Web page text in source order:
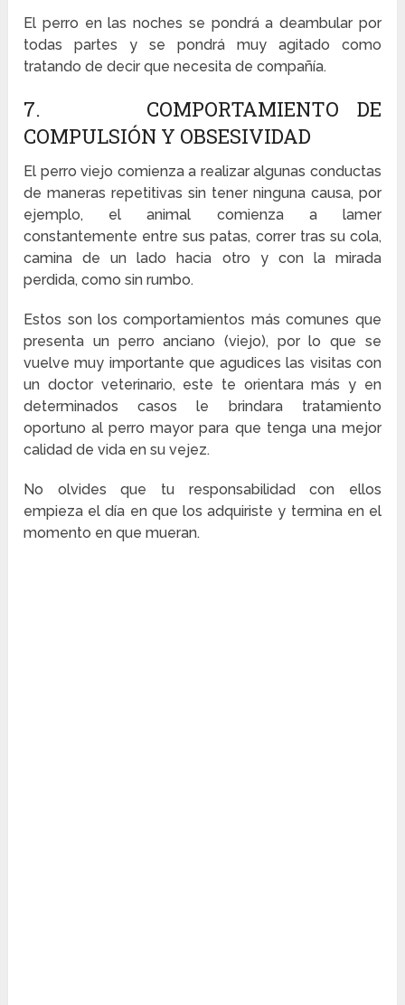
El perro en las noches se pondrá a deambular por
todas partes y se pondrá muy agitado como
tratando de decir que necesita de compañía.
7. COMPORTAMIENTO DE
COMPULSIÓN Y OBSESIVIDAD
El perro viejo comienza a realizar algunas conductas
de maneras repetitivas sin tener ninguna causa, por
ejemplo, el animal comienza a lamer
constantemente entre sus patas, correr tras su cola,
camina de un lado hacia otro y con la mirada
perdida, como sin rumbo.
Estos son los comportamientos más comunes que
presenta un perro anciano (viejo), por lo que se
vuelve muy importante que agudices las visitas con
un doctor veterinario, este te orientara más y en
determinados casos le brindara tratamiento
oportuno al perro mayor para que tenga una mejor
calidad de vida en su vejez.
No olvides que tu responsabilidad con ellos
empieza el día en que los adquiriste y termina en el
momento en que mueran.